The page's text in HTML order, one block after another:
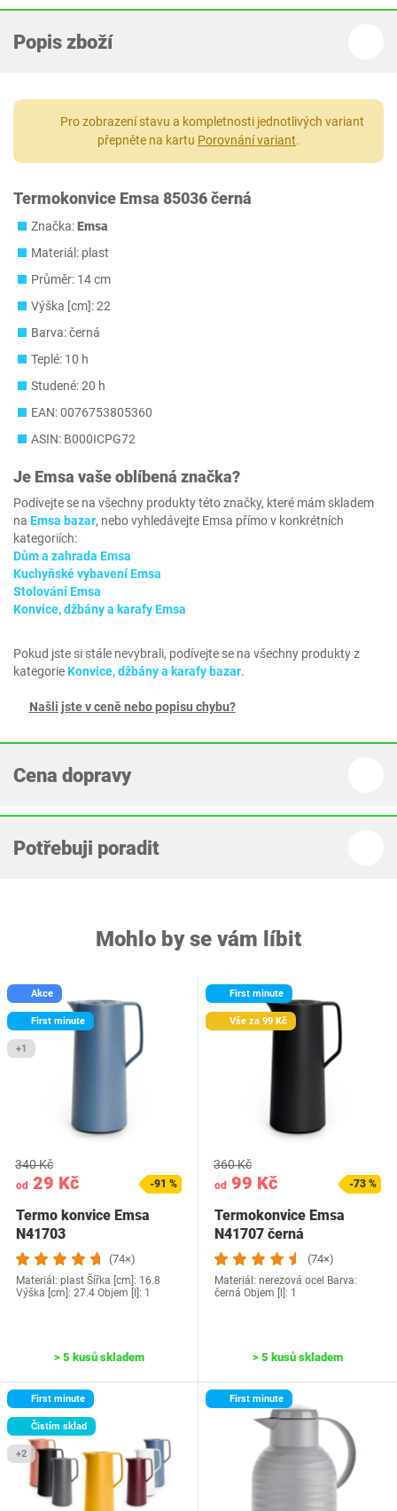
Popis zboží
Pro zobrazení stavu a kompletnosti jednotlivých variant
přepněte na kartu Porovnání variant.
Termokonvice Emsa 85036 černá
Značka:Emsa
Materiál: plast
Průměr: 14 cm
Výška [cm]: 22
Barva: černá
Teplé: 10 h
Studené: 20 h
EAN: 0076753805360
ASIN: B000ICPG72
Je Emsa vaše oblíbená značka?
Podívejte se na všechny produkty této značky, které mám skladem
na Emsa bazar, nebo vyhledávejte Emsa přímo v konkrétních
kategoriích:
Dům a zahrada Emsa
Kuchyňské vybavení Emsa
Stolování Emsa
Konvice, džbány a karafy Emsa
Pokud jste si stále nevybrali, podívejte se na všechny produkty z
kategorieKonvice, džbány a karafy bazar.
Našli jste v ceně nebo popisu chybu?
Cena dopravy
Potřebuji poradit
Mohlo by se vám líbit
Akce
First minute
+1
od 29 Kč
340 Kč
-91 %
Termo konvice Emsa
N41703
(74×)
Materiál: plast Šířka [cm]: 16.8
Výška [cm]: 27.4 Objem [l]: 1
> 5 kusů skladem
First minute
Vše za 99 Kč
od 99 Kč
360 Kč
-73 %
Termokonvice Emsa
N41707 černá
(74×)
Materiál: nerezová ocel Barva:
černá Objem [l]: 1
> 5 kusů skladem
First minute
Čistím sklad
+2
First minute